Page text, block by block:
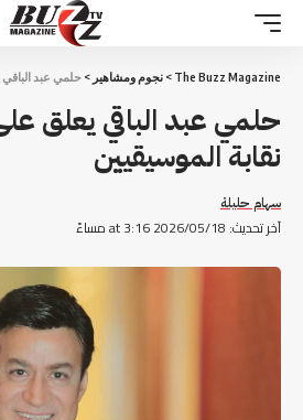
The Buzz Magazine
> نجوم ومشاهير > حلمي عبد
حلمي عبد الباقي يعلق
نقابة الموسيقيين
آخر تحديث: 2026/05/18 at 3:16 مساءً
سهام حليلة